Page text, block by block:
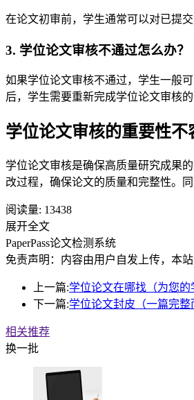
在论文初审前，学生通常可以对已提
3. 学位论文审核不通过怎么办？
如果学位论文审核不通过，学生一般
后，学生需要重新完成学位论文审核的
学位论文审核的重要性不
学位论文审核是确保高质量研究成果
改过程，确保论文的质量和完整性。
阅读量: 13438
展开全文
PaperPass论文检测系统
免责声明：内容由用户自发上传，本
上一篇:学位论文在哪找（为您的
下一篇:学位论文封皮（一篇完整
相关推荐
换一批